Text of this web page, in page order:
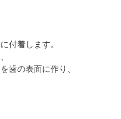
付着します。
歯の表面に作り、